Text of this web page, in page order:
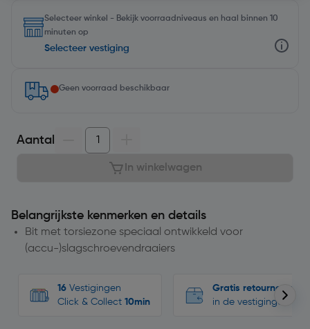
Selecteer winkel - Bekijk voorraadniveaus en haal binnen 10
minuten op
Selecteer vestiging
Geen voorraad beschikbaar
Aantal
In winkelwagen
Belangrijkste kenmerken en details
Bit met torsiezone speciaal ontwikkeld voor
(accu-)slagschroevendraaiers
16 Vestigingen
Click & Collect 10min
Gratis retourneren
in de vestigingen